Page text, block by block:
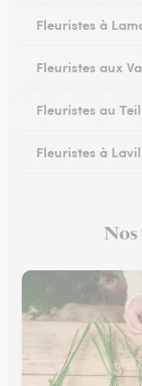
Fleuristes à
Fleuristes aux
Fleuristes au Teil
Fleuristes à
Fleuristes àNos